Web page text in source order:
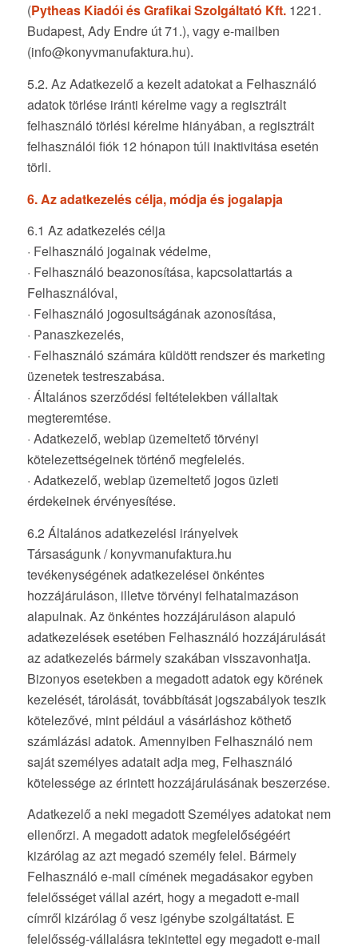
(Pytheas Kiadói és Grafikai Szolgáltató Kft. 1221.
Budapest, Ady Endre út 71.), vagy e-mailben
(info@konyvmanufaktura.hu).
5.2. Az Adatkezelő a kezelt adatokat a Felhasználó
adatok törlése iránti kérelme vagy a regisztrált
felhasználó törlési kérelme hiányában, a regisztrált
felhasználói fiók 12 hónapon túli inaktivitása esetén
törli.
6. Az adatkezelés célja, módja és jogalapja
6.1 Az adatkezelés célja
· Felhasználó jogainak védelme,
· Felhasználó beazonosítása, kapcsolattartás a
Felhasználóval,
· Felhasználó jogosultságának azonosítása,
· Panaszkezelés,
· Felhasználó számára küldött rendszer és marketing
üzenetek testreszabása.
· Általános szerződési feltételekben vállaltak
megteremtése.
· Adatkezelő, weblap üzemeltető törvényi
kötelezettségeinek történő megfelelés.
· Adatkezelő, weblap üzemeltető jogos üzleti
érdekeinek érvényesítése.
6.2 Általános adatkezelési irányelvek
Társaságunk / konyvmanufaktura.hu
tevékenységének adatkezelései önkéntes
hozzájáruláson, illetve törvényi felhatalmazáson
alapulnak. Az önkéntes hozzájáruláson alapuló
adatkezelések esetében Felhasználó hozzájárulását
az adatkezelés bármely szakában visszavonhatja.
Bizonyos esetekben a megadott adatok egy körének
kezelését, tárolását, továbbítását jogszabályok teszik
kötelezővé, mint például a vásárláshoz köthető
számlázási adatok. Amennyiben Felhasználó nem
saját személyes adatait adja meg, Felhasználó
kötelessége az érintett hozzájárulásának beszerzése.
Adatkezelő a neki megadott Személyes adatokat nem
ellenőrzi. A megadott adatok megfelelőségéért
kizárólag az azt megadó személy felel. Bármely
Felhasználó e-mail címének megadásakor egyben
felelősséget vállal azért, hogy a megadott e-mail
címről kizárólag ő vesz igénybe szolgáltatást. E
felelősség-vállalásra tekintettel egy megadott e-mail